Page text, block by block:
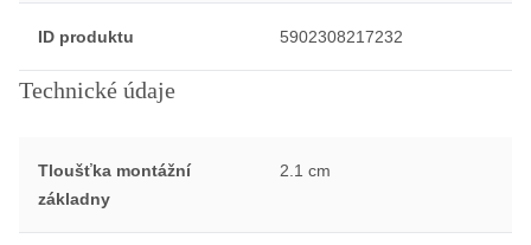
ID produktu 5902308217232
Technické údaje
Tloušťka montážní
základny
2.1 cm